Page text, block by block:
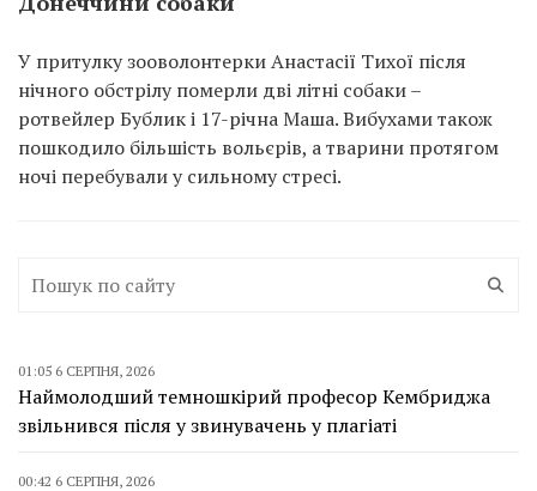
У притулку зооволонтерки Анастасії Тихої після
нічного обстрілу померли дві літні собаки –
ротвейлер Бублик і 17-річна Маша. Вибухами також
пошкодило більшість вольєрів, а тварини протягом
ночі перебували у сильному стресі.
01:05 6 СЕРПНЯ, 2026
Наймолодший темношкірий професор Кембриджа
звільнився після у звинувачень у плагіаті
00:42 6 СЕРПНЯ, 2026